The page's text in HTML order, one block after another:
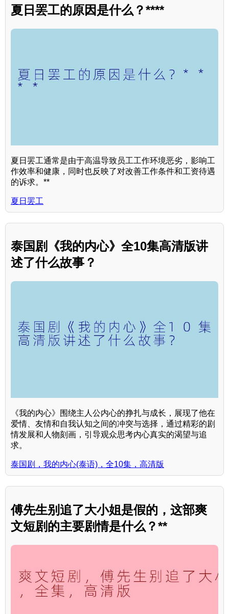
夏日罢工的原因是什么？****
夏日罢工通常是由于高温导致员工工作环境恶劣，影响工
作效率和健康，同时也反映了对改善工作条件和工资待遇
的诉求。**
夏日罢工
泰国剧《我的内心》全10集高清版讲
述了什么故事？
《我的内心》围绕主人公内心的挣扎与成长，展现了他在
爱情、友情和自我认知之间的冲突与选择，通过精彩的剧
情发展和人物刻画，引导观众思考内心真实的渴望与追
求。
泰国剧，我的内心(泰语)，全10集，高清版
傅先生别追了大小姐是假的，这部爽
文短剧的主要剧情是什么？**